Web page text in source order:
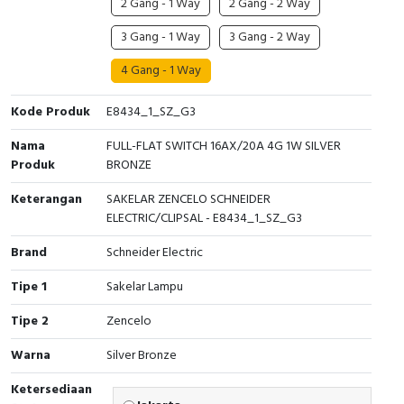
Interactive Flat Panel (IFP)
Extension Power Socket
Vacuum
EcoStruxure Terminal Expert
Pendant / Crane Controller
Panel Kendali
Selector Iluminasi
Flash Buzzers
Potensiometer
Joystick Controller
Foot Switch
Tower Light
Accessories
Exlhoist / Wireless Crane Controller
Terminal Block
Engsel / Hinge
Industrial Plug & Socket
Busbar
Junction Box
Motion Sensors
Accessories
Accessories Elektrikal
Empty Box
Electric Motor
Accessories
Digistart
Compact Data Loggers
Field Measuring
3 Gang - 1 Way
3 Gang - 2 Way
4 Gang - 1 Way
Kode Produk
E8434_1_SZ_G3
Nama
Produk
FULL-FLAT SWITCH 16AX/20A 4G 1W SILVER
BRONZE
Keterangan
SAKELAR ZENCELO SCHNEIDER
ELECTRIC/CLIPSAL - E8434_1_SZ_G3
Brand
Schneider Electric
Tipe 1
Sakelar Lampu
Tipe 2
Zencelo
Warna
Silver Bronze
Ketersediaan